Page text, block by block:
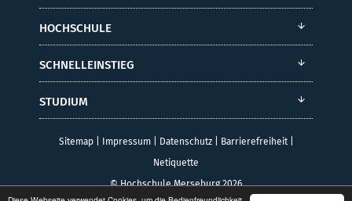
HOCHSCHULE
SCHNELLEINSTIEG
STUDIUM
Sitemap| Impressum| Datenschutz| Barrierefreiheit|
Netiquette
© Hochschule Merseburg 2026